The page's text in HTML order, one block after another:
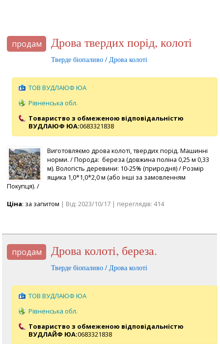
продам Дрова твердих порід, колоті
Тверде біопаливо / Дрова колоті
ТОВ ВУДЛАЮФ ЮА
Рівненська обл.
Товариство з обмеженою відповідальністю
ВУДЛАЮФ ЮА:0683321838
Виготовляємо дрова колоті, твердих порід. Машинні
норми. / Порода: береза (довжина поліна 0,25 м 0,33
м). Вологість деревини: 10-25% (природня) / Розмір
ящика 1,0*1,0*2,0 м (або інші за замовленням
Покупця). /
Ціна: за запитом | Від: 2023/10/17 | переглядів: 414
продам Дрова колоті, береза.
Тверде біопаливо / Дрова колоті
ТОВ ВУДЛАЮФ ЮА
Рівненська обл.
Товариство з обмеженою відповідальністю
ВУДЛАЙФ ЮА:0683321838